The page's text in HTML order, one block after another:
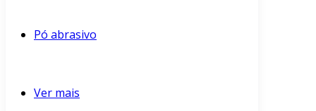
Pó abrasivo
Ver mais